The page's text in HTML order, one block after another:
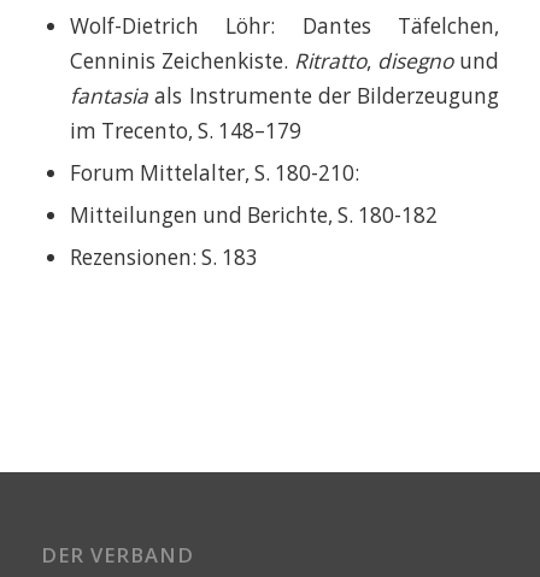
Wolf-Dietrich Löhr: Dantes Täfelchen,
Cenninis Zeichenkiste. Ritratto, disegno und
fantasiaals Instrumente der Bilderzeugung
im Trecento, S. 148–179
Forum Mittelalter, S. 180-210:
Mitteilungen und Berichte, S. 180-182
Rezensionen: S. 183
DER VERBAND